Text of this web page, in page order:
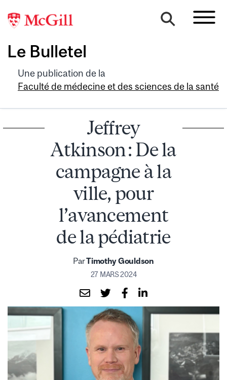
Le Bulletel
Une publication de la
Faculté de médecine et des sciences de la santé
Jeffrey
Atkinson : De la
campagne à la
ville, pour
l’avancement
de la pédiatrie
ParTimothy Gouldson
27 MARS 2024